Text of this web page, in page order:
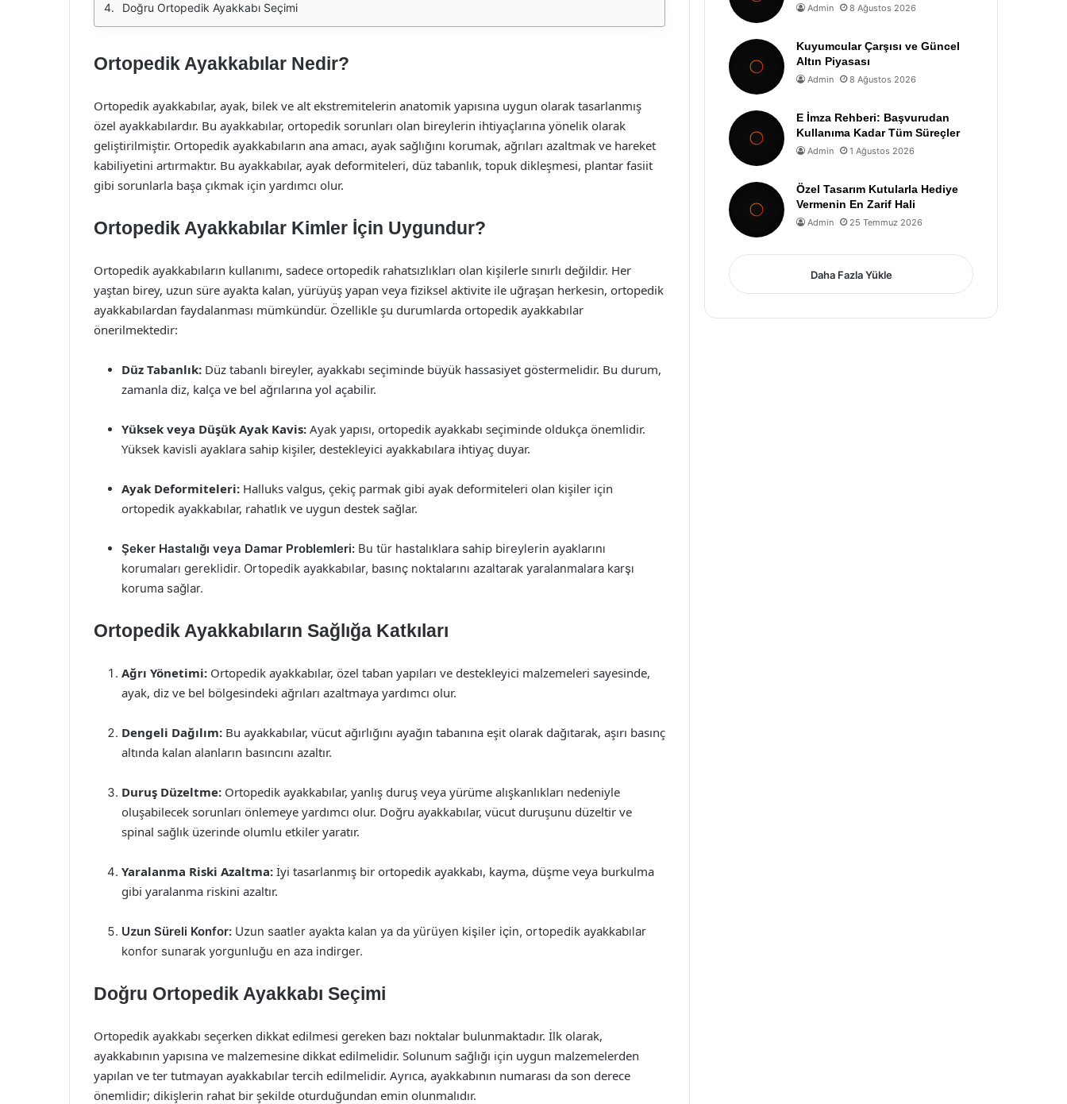
Doğru Ortopedik Ayakkabı Seçimi
Ortopedik Ayakkabılar Nedir?
Ortopedik ayakkabılar, ayak, bilek ve alt ekstremitelerin anatomik yapısına uygun olarak tasarlanmış
özel ayakkabılardır. Bu ayakkabılar, ortopedik sorunları olan bireylerin ihtiyaçlarına yönelik olarak
geliştirilmiştir. Ortopedik ayakkabıların ana amacı, ayak sağlığını korumak, ağrıları azaltmak ve hareket
kabiliyetini artırmaktır. Bu ayakkabılar, ayak deformiteleri, düz tabanlık, topuk dikleşmesi, plantar fasiit
gibi sorunlarla başa çıkmak için yardımcı olur.
Ortopedik Ayakkabılar Kimler İçin Uygundur?
Ortopedik ayakkabıların kullanımı, sadece ortopedik rahatsızlıkları olan kişilerle sınırlı değildir. Her
yaştan birey, uzun süre ayakta kalan, yürüyüş yapan veya fiziksel aktivite ile uğraşan herkesin, ortopedik
ayakkabılardan faydalanması mümkündür. Özellikle şu durumlarda ortopedik ayakkabılar
önerilmektedir:
Düz Tabanlık: Düz tabanlı bireyler, ayakkabı seçiminde büyük hassasiyet göstermelidir. Bu durum,
zamanla diz, kalça ve bel ağrılarına yol açabilir.
Yüksek veya Düşük Ayak Kavis: Ayak yapısı, ortopedik ayakkabı seçiminde oldukça önemlidir.
Yüksek kavisli ayaklara sahip kişiler, destekleyici ayakkabılara ihtiyaç duyar.
Ayak Deformiteleri: Halluks valgus, çekiç parmak gibi ayak deformiteleri olan kişiler için
ortopedik ayakkabılar, rahatlık ve uygun destek sağlar.
Şeker Hastalığı veya Damar Problemleri: Bu tür hastalıklara sahip bireylerin ayaklarını
korumaları gereklidir. Ortopedik ayakkabılar, basınç noktalarını azaltarak yaralanmalara karşı
koruma sağlar.
Ortopedik Ayakkabıların Sağlığa Katkıları
Ağrı Yönetimi: Ortopedik ayakkabılar, özel taban yapıları ve destekleyici malzemeleri sayesinde,
ayak, diz ve bel bölgesindeki ağrıları azaltmaya yardımcı olur.
Dengeli Dağılım: Bu ayakkabılar, vücut ağırlığını ayağın tabanına eşit olarak dağıtarak, aşırı basınç
altında kalan alanların basıncını azaltır.
Duruş Düzeltme: Ortopedik ayakkabılar, yanlış duruş veya yürüme alışkanlıkları nedeniyle
oluşabilecek sorunları önlemeye yardımcı olur. Doğru ayakkabılar, vücut duruşunu düzeltir ve
spinal sağlık üzerinde olumlu etkiler yaratır.
Yaralanma Riski Azaltma: İyi tasarlanmış bir ortopedik ayakkabı, kayma, düşme veya burkulma
gibi yaralanma riskini azaltır.
Uzun Süreli Konfor: Uzun saatler ayakta kalan ya da yürüyen kişiler için, ortopedik ayakkabılar
konfor sunarak yorgunluğu en aza indirger.
Doğru Ortopedik Ayakkabı Seçimi
Ortopedik ayakkabı seçerken dikkat edilmesi gereken bazı noktalar bulunmaktadır. İlk olarak,
ayakkabının yapısına ve malzemesine dikkat edilmelidir. Solunum sağlığı için uygun malzemelerden
yapılan ve ter tutmayan ayakkabılar tercih edilmelidir. Ayrıca, ayakkabının numarası da son derece
önemlidir; dikişlerin rahat bir şekilde oturduğundan emin olunmalıdır.
Admin 8 Ağustos 2026
Kuyumcular Çarşısı ve Güncel
Altın Piyasası
Admin 8 Ağustos 2026
E İmza Rehberi: Başvurudan
Kullanıma Kadar Tüm Süreçler
Admin 1 Ağustos 2026
Özel Tasarım Kutularla Hediye
Vermenin En Zarif Hali
Admin 25 Temmuz 2026
Daha Fazla Yükle